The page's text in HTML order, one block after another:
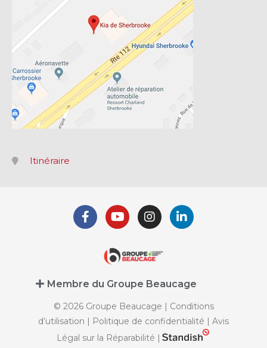
Itinéraire
Membre du Groupe Beaucage
© 2026 Groupe Beaucage | Conditions
d’utilisation | Politique de confidentialité | Avis
Légal sur la Réparabilité |